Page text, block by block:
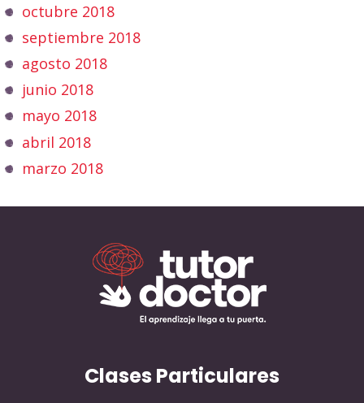
octubre 2018
septiembre 2018
agosto 2018
junio 2018
mayo 2018
abril 2018
marzo 2018
Clases Particulares